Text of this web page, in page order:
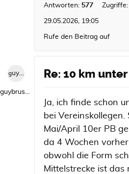
Antworten: 577 Zugriffe:
29.05.2026, 19:05
Rufe den Beitrag auf
guybrush1992
guybrush1992
Re: 10 km unter
Ja, ich finde schon
bei
Mai/April 10er PB
da 4 Wochen
obwohl die Form
Mittelstrecke ist das